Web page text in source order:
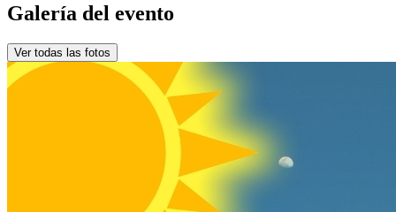
Galería del evento
Ver todas las fotos